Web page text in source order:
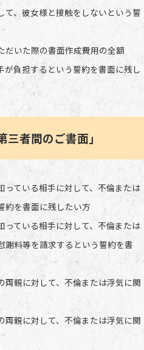
て、彼女様と接触をしないという誓
だいた際の書面作成費用の全額
負担するという誓約を書面に残し
三者間のご書面」
っている相手に対して、不倫または
約を書面に残したい方
っている相手に対して、不倫または
謝料等を請求するという誓約を書
両親に対して、不倫または浮気に関
両親に対して、不倫または浮気に関